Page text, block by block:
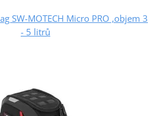
SW-MOTECH Micro PRO ,objem 3
- 5 litrů